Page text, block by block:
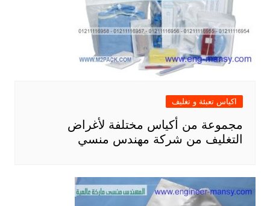
اكياس تعبئة و تغليف
مجموعة من أكياس مختلفة لأغراض
التغليف من شركة مهندس منسي